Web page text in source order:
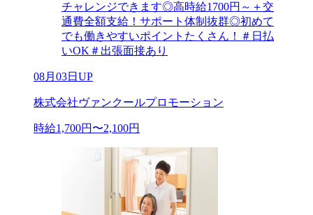
チャレンジできます◎高時給1700円～＋交
通費全額支給！サポート体制抜群◎初めて
でも働きやすいポイントたくさん！＃日払
いOK＃出張面接あり
08月03日UP
株式会社ヴァンクールプロモーション
時給1,700円〜2,100円